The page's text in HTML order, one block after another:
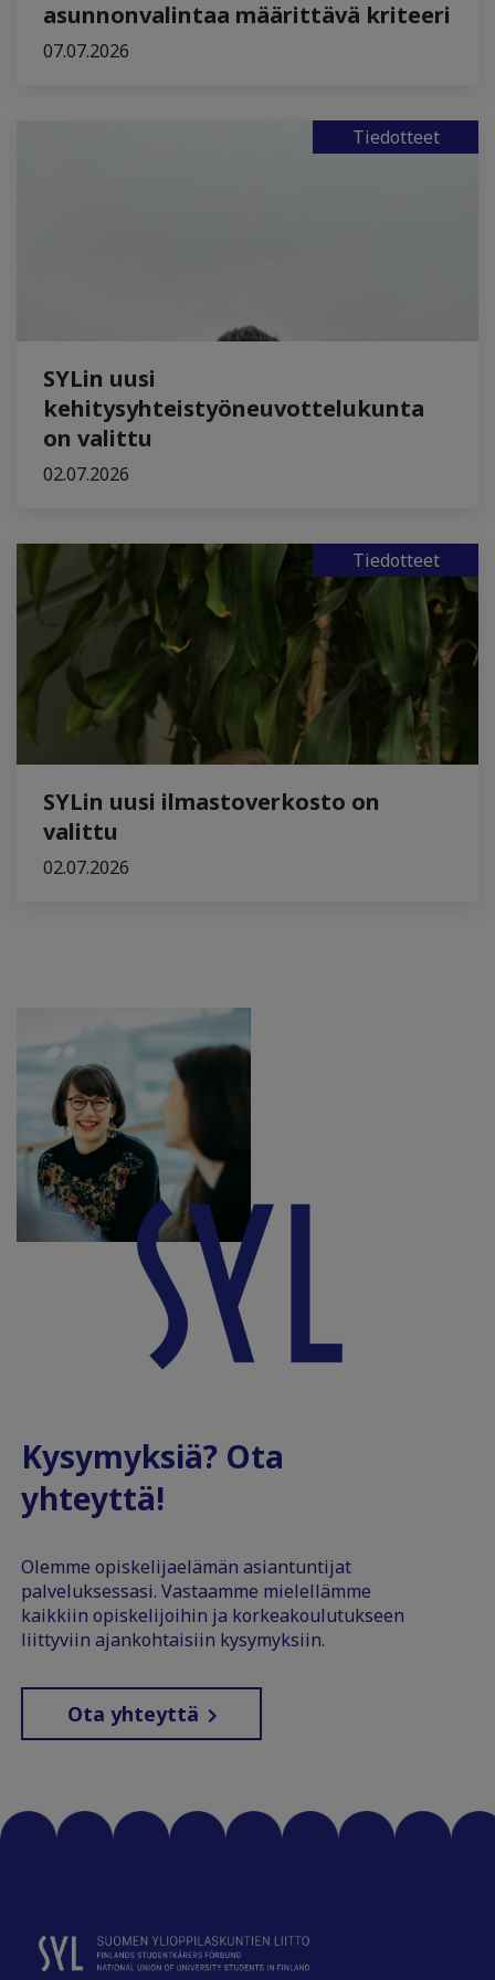
asunnonvalintaa määrittävä kriteeri
07.07.2026
Tiedotteet
SYLin uusi
kehitysyhteistyöneuvottelukunta
on valittu
02.07.2026
Tiedotteet
SYLin uusi ilmastoverkosto on
valittu
02.07.2026
Kysymyksiä? Ota
yhteyttä!
Olemme opiskelijaelämän asiantuntijat
palveluksessasi. Vastaamme mielellämme
kaikkiin opiskelijoihin ja korkeakoulutukseen
liittyviin ajankohtaisiin kysymyksiin.
Ota yhteyttä